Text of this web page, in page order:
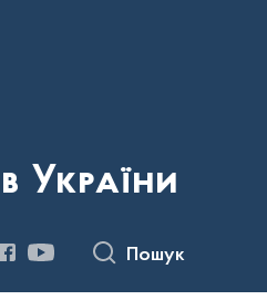
України
Пошук